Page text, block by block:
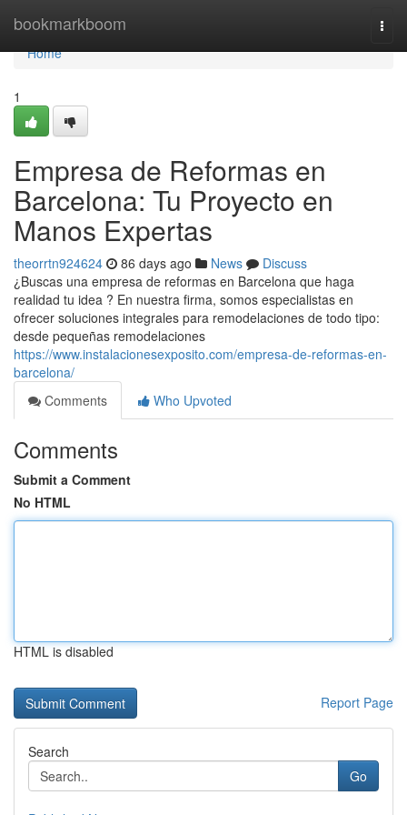
bookmarkboom
Home
Home
1
Empresa de Reformas en
Barcelona: Tu Proyecto en
Manos Expertas
theorrtn924624 86 days ago News
Discuss
¿Buscas una empresa de reformas en Barcelona que haga
realidad tu idea ? En nuestra firma, somos especialistas en
ofrecer soluciones integrales para remodelaciones de todo tipo:
desde pequeñas remodelaciones
https://www.instalacionesexposito.com/empresa-de-reformas-en-
barcelona/
Comments
Who Upvoted
Comments
Submit a Comment
No HTML
HTML is disabled
Report Page
Search
Go